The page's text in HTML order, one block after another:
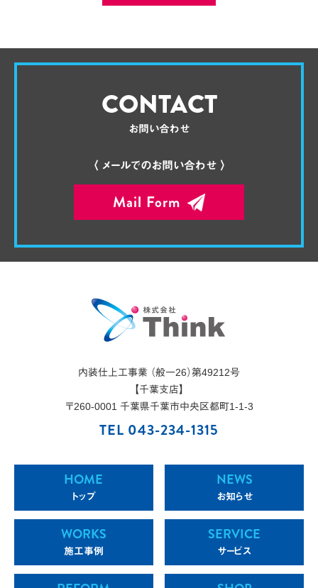
CONTACT
お問い合わせ
〈 メールでのお問い合わせ 〉
Mail Form
内装仕上工事業 （般一26）第49212号
【千葉支店】
〒260-0001 千葉県千葉市中央区都町1-1-3
TEL 043-234-1315
HOME
トップ
NEWS
お知らせ
WORKS
施工事例
SERVICE
サービス